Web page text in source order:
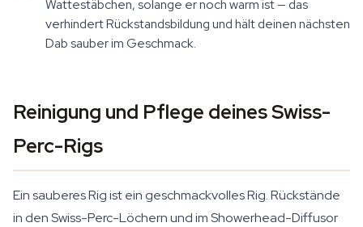
Wattestäbchen, solange er noch warm ist — das
verhindert Rückstandsbildung und hält deinen nächsten
Dab sauber im Geschmack.
Reinigung und Pflege deines Swiss-
Perc-Rigs
Ein sauberes Rig ist ein geschmackvolles Rig. Rückstände
in den Swiss-Perc-Löchern und im Showerhead-Diffusor